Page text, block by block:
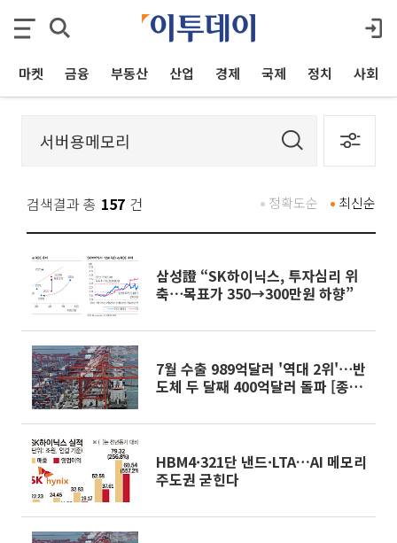
마켓 금융 부동산 산업 경제 국제 정치 사회
검색결과 총 157 건 최신순
정확도순
삼성證 “SK하이닉스, 투자심리 위
축⋯목표가 350→300만원 하향”
7월 수출 989억달러 '역대 2위'⋯반
도체 두 달째 400억달러 돌파 [종
HBM4·321단 낸드·LTA…AI 메모리
주도권 굳힌다